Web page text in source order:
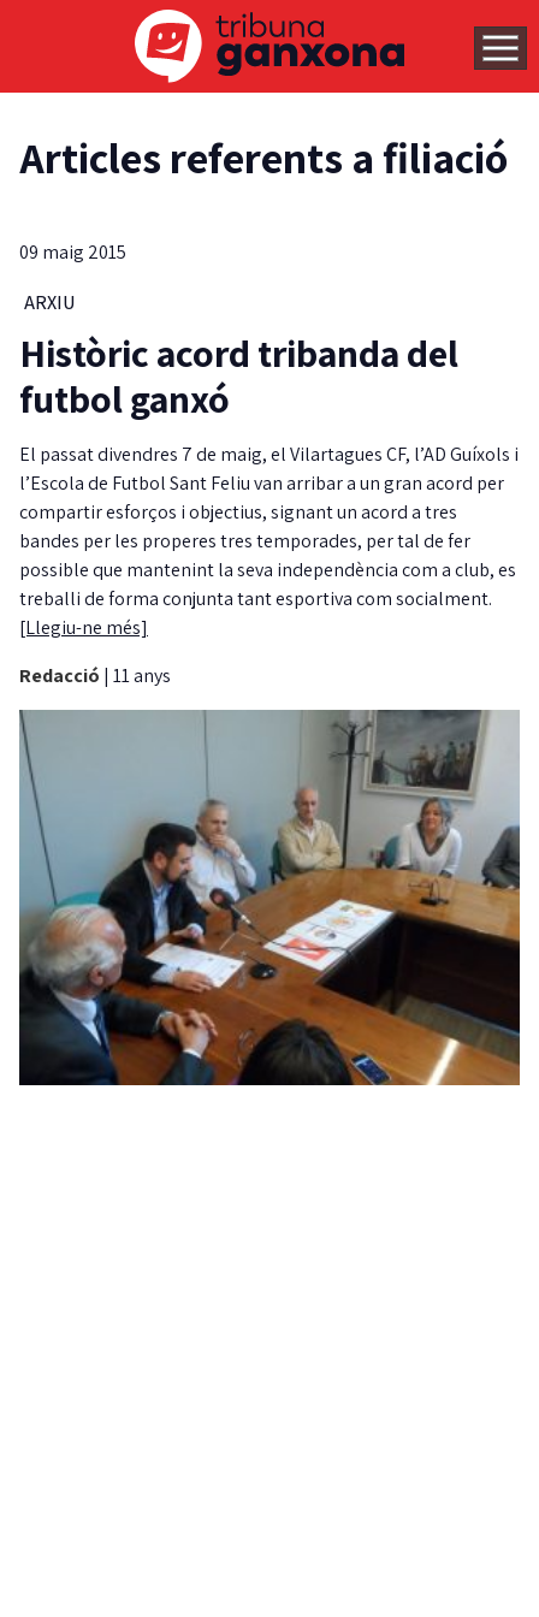
Articles referents a filiació
09 maig 2015
ARXIU
Històric acord tribanda del
futbol ganxó
El passat divendres 7 de maig, el Vilartagues CF, l’AD Guíxols i
l’Escola de Futbol Sant Feliu van arribar a un gran acord per
compartir esforços i objectius, signant un acord a tres
bandes per les properes tres temporades, per tal de fer
possible que mantenint la seva independència com a club, es
treballi de forma conjunta tant esportiva com socialment.
[Llegiu-ne més]
Redacció | 11 anys